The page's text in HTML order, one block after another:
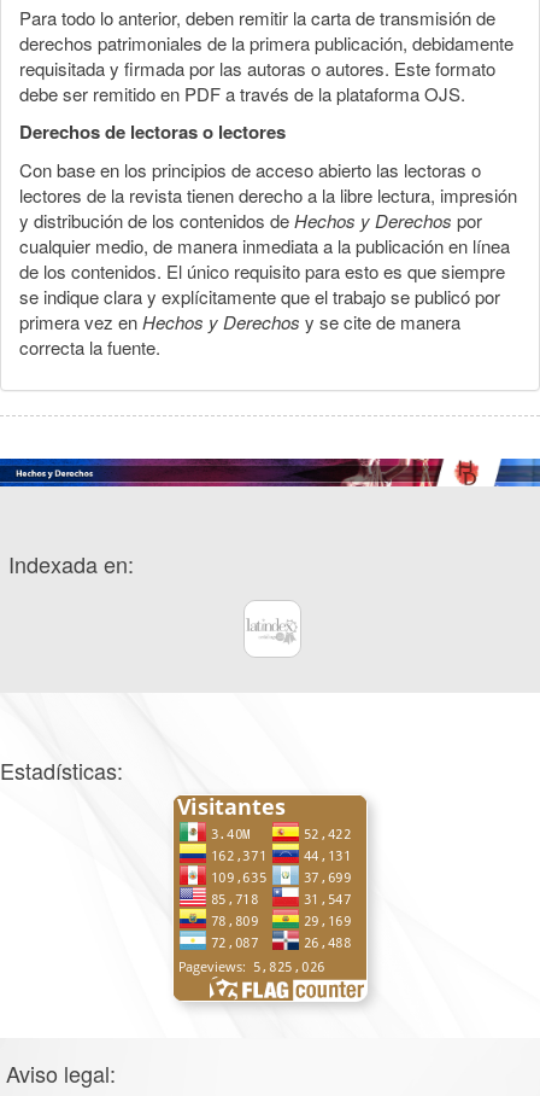
Para todo lo anterior, deben remitir la carta de transmisión de
derechos patrimoniales de la primera publicación, debidamente
requisitada y firmada por las autoras o autores. Este formato
debe ser remitido en PDF a través de la plataforma OJS.
Derechos de lectoras o lectores
Con base en los principios de acceso abierto las lectoras o
lectores de la revista tienen derecho a la libre lectura, impresión
y distribución de los contenidos deHechos y Derechos por
cualquier medio, de manera inmediata a la publicación en línea
de los contenidos. El único requisito para esto es que siempre
se indique clara y explícitamente que el trabajo se publicó por
primera vez enHechos y Derechos y se cite de manera
correcta la fuente.
Indexada en:
Estadísticas:
Aviso legal: